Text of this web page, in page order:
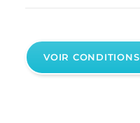
VOIR CONDITIONS